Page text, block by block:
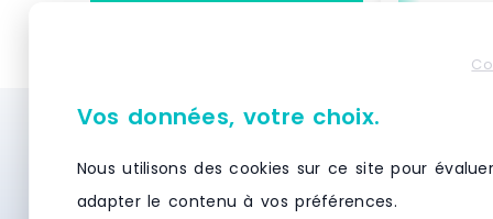
rayonnage ? Demandez des devis
gratuitement et recevez des offres
Vos données, votre choix.
Nous utilisons des cookies sur ce site pour
adapter le contenu à vos préférences.